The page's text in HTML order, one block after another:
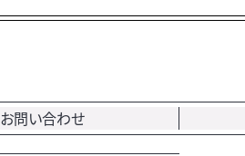
お問い合わせ